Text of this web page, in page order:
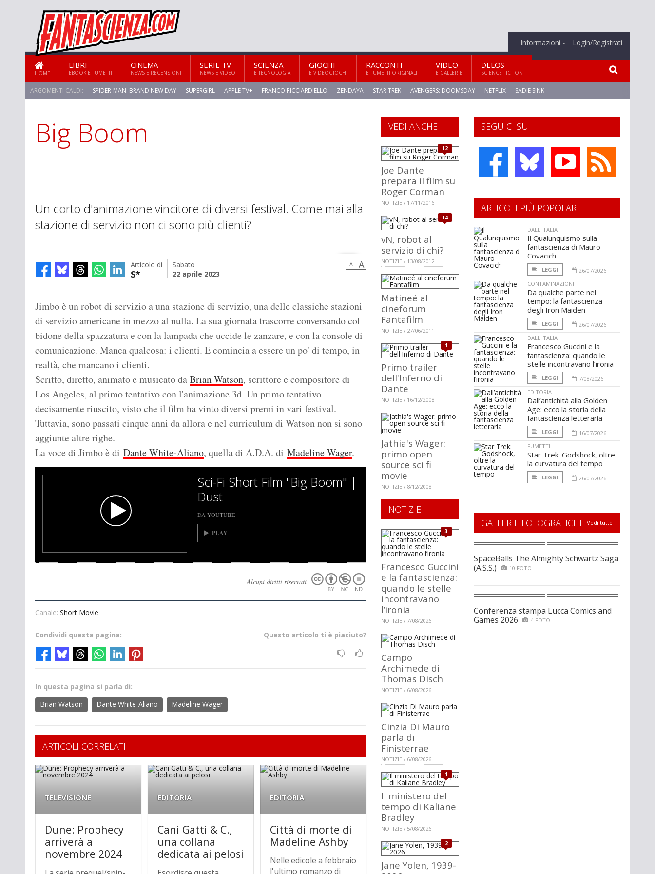
Informazioni Login/Registrati
HOME
LIBRI
EBOOK E FUMETTI
CINEMA
NEWS E RECENSIONI
SERIE TV
NEWS E VIDEO
SCIENZA
E TECNOLOGIA
GIOCHI
E VIDEOGIOCHI
RACCONTI
E FUMETTI ORIGINALI
VIDEO
E GALLERIE
DELOS
SCIENCE FICTION
ARGOMENTI CALDI: SPIDER-MAN: BRAND NEW DAY SUPERGIRL APPLE TV+ FRANCO RICCIARDIELLO ZENDAYA STAR TREK AVENGERS: DOOMSDAY NETFLIX SADIE SINK
STAR TREK: STRANGE NEW WORLDS
Big Boom
Un corto d'animazione vincitore di diversi festival. Come mai alla
stazione di servizio non ci sono più clienti?
Articolo di
S*
Sabato
22 aprile 2023
A A
Jimbo è un robot di servizio a una stazione di servizio, una delle classiche stazioni
di servizio americane in mezzo al nulla. La sua giornata trascorre conversando col
bidone della spazzatura e con la lampada che uccide le zanzare, e con la console di
comunicazione. Manca qualcosa: i clienti. E comincia a essere un po' di tempo, in
realtà, che mancano i clienti.
Scritto, diretto, animato e musicato daBrian Watson, scrittore e compositore di
Los Angeles, al primo tentativo con l'animazione 3d. Un primo tentativo
decisamente riuscito, visto che il film ha vinto diversi premi in vari festival.
Tuttavia, sono passati cinque anni da allora e nel curriculum di Watson non si sono
aggiunte altre righe.
La voce di Jimbo è di Dante White-Aliano, quella di A.D.A. di Madeline Wager.
Sci-Fi Short Film "Big Boom" |
Dust
DA YOUTUBE
PLAY
Alcuni diritti riservati
Canale: Short Movie
Questo articolo ti è piaciuto?
Condividi questa pagina:
In questa pagina si parla di:
Brian Watson
Dante White-Aliano Madeline Wager
ARTICOLI CORRELATI
TELEVISIONE
Dune: Prophecy
arriverà a
novembre 2024
EDITORIA
Cani Gatti & C.,
una collana
dedicata ai pelosi
EDITORIA
Città di morte di
Madeline Ashby
Nelle edicole a febbraio
l'ultimo romanzo di
SEGUICI SU
VEDI ANCHE
12
Joe Dante
prepara il film su
Roger Corman
NOTIZIE / 17/11/2016
14
vN, robot al
servizio di chi?
NOTIZIE / 13/08/2012
Matineé al
cineforum
Fantafilm
NOTIZIE / 27/06/2011
1
Primo trailer
dell'Inferno di
Dante
NOTIZIE / 16/12/2008
Jathia's Wager:
primo open
source sci fi
movie
NOTIZIE / 8/12/2008
NOTIZIE
3
Francesco Guccini
e la fantascienza:
quando le stelle
incontravano
l’ironia
NOTIZIE / 7/08/2026
Campo
Archimede di
Thomas Disch
NOTIZIE / 6/08/2026
Cinzia Di Mauro
parla di
Finisterrae
NOTIZIE / 6/08/2026
1
Il ministero del
tempo di Kaliane
Bradley
NOTIZIE / 5/08/2026
2
Jane Yolen, 1939-
ARTICOLI PIÙ POPOLARI
DALL'ITALIA
Il Qualunquismo sulla
fantascienza di Mauro
Covacich
LEGGI
26/07/2026
CONTAMINAZIONI
Da qualche parte nel
tempo: la fantascienza
degli Iron Maiden
LEGGI
26/07/2026
DALL'ITALIA
Francesco Guccini e la
fantascienza: quando le
stelle incontravano l’ironia
LEGGI
7/08/2026
EDITORIA
Dall’antichità alla Golden
Age: ecco la storia della
fantascienza letteraria
LEGGI
16/07/2026
FUMETTI
Star Trek: Godshock, oltre
la curvatura del tempo
LEGGI 26/07/2026
GALLERIE FOTOGRAFICHE Vedi tutte
SpaceBalls The Almighty Schwartz Saga
(A.S.S.)
10 FOTO
Conferenza stampa Lucca Comics and
Games 2026
4 FOTO